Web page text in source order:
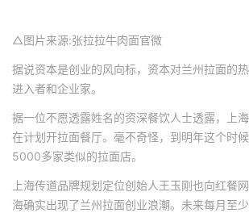
△图片来源:张拉拉牛肉面官微
据说资本是创业的风向标，资本对兰州拉面的
进入者和企业家。
据一位不愿透露姓名的资深餐饮人士透露，上
在计划开拉面餐厅。毫不奇怪，到明年这个时
5000多家类似的拉面店。
上海传道品牌规划定位创始人王玉刚也向红餐
海确实出现了兰州拉面创业浪潮。未来每月至